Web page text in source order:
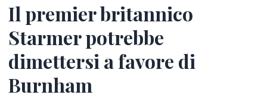
Il premier britannico
Starmer potrebbe
dimettersi a favore di
Burnham